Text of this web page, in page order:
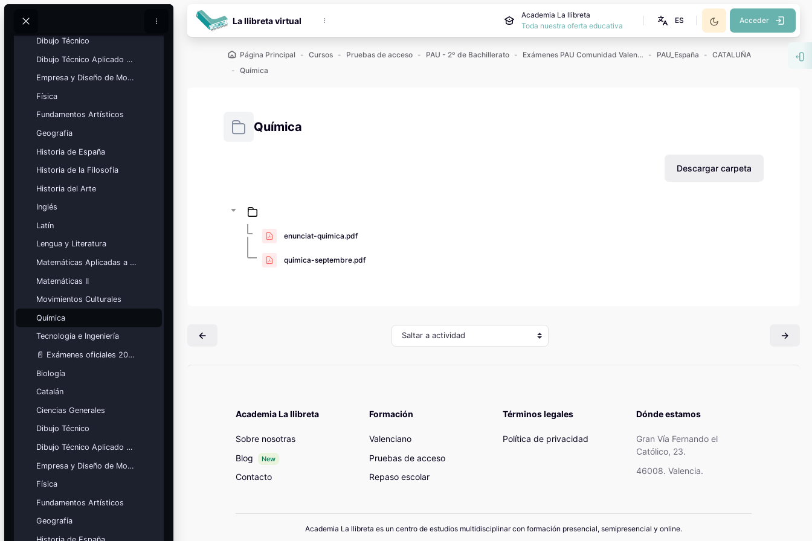
Buscar
Calendario
académico
Festivos, vacaciones y fechas
Ver calendario
Mis cursos
¡Nos GUSTA lo que hacemos y se
NOTA!
Bloques
Catalán
Dibujo Técnico
Dibujo Técnico Aplicado a las Artes
Empresa y Diseño de Modelos de Negocio
Física
Fundamentos Artísticos
Geografía
Historia de España
Historia de la Filosofía
Historia del Arte
Inglés
Latín
Lengua y Literatura
Matemáticas Aplicadas a las Ciencias Sociales
Matemáticas II
Movimientos Culturales
Química
Tecnología e Ingeniería
📄 Exámenes oficiales 2026
Biología
Catalán
Ciencias Generales
Dibujo Técnico
Dibujo Técnico Aplicado a las Artes
Empresa y Diseño de Modelos de Negocio
Física
Fundamentos Artísticos
Geografía
La llibreta virtual
Academia La llibreta
Toda nuestra oferta educativa
ES Acceder
Página Principal Cursos Pruebas de acceso PAU - 2º de Bachillerato Exámenes PAU Comunidad Valenciana PAU_España
CATALUÑA
Química
Química
Descargar carpeta
enunciat-quimica.pdf
quimica-septembre.pdf
Saltar a actividad
Academia La llibreta
Sobre nosotras
Blog
New
Contacto
Formación
Valenciano
Pruebas de acceso
Repaso escolar
Términos legales
Política de privacidad
Dónde estamos
Gran Vía Fernando el
Católico, 23.
46008. Valencia.
Academia La llibreta es un centro de estudios multidisciplinar con formación presencial, semipresencial y online.